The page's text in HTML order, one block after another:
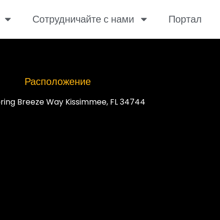
Сотрудничайте с нами Портал
Расположение
Breeze Way Kissimmee, FL 34744